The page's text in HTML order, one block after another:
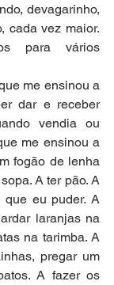
devagarinho,
cada vez maior.
para vários
me ensinou a
dar e receber
vendia ou
me ensinou a
fogão de lenha
A ter pão. A
eu puder. A
laranjas na
na tarimba. A
pregar um
A fazer os